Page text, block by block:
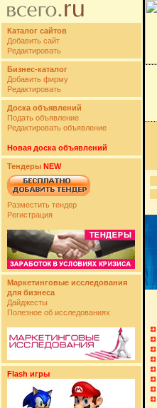
Каталог сайтов
Добавить сайт
Редактировать
Бизнес-каталог
Добавить фирму
Редактировать
Доска объявлений
Подать объявление
Редактировать объявление
Новая доска объявлений
Тендеры NEW
Разместить тендер
Регистрация
Маркетинговые исследования
для бизнеса
Дайджесты
Полезное об исследованиях
Flash игры